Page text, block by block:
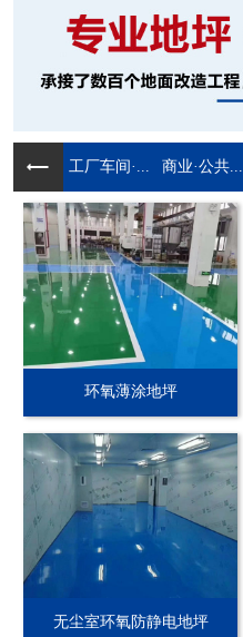
工厂车间·... 商业·公共...
环氧薄涂地坪
无尘室环氧防静电地坪